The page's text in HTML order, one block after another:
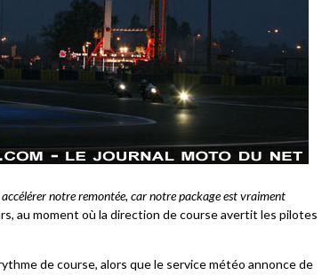
notre remontée, car notre package est vraiment
au moment où la direction de course avertit les pilotes
de course, alors que le service météo annonce de